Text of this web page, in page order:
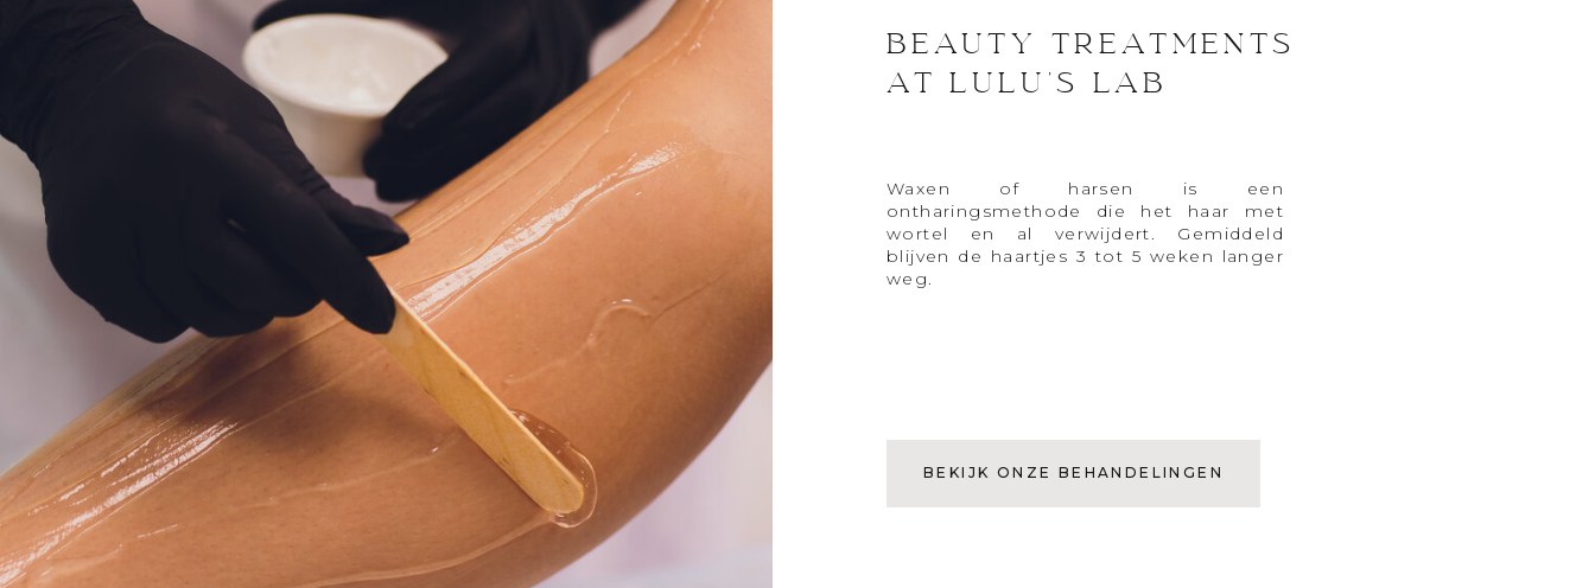
BEAUTY TREATMENTS
AT LULU'S LAB
BEKIJK ONZE BEHANDELINGEN
Waxen of harsen is een
ontharingsmethode die het haar met
wortel en al verwijdert. Gemiddeld
blijven de haartjes 3 tot 5 weken langer
weg.